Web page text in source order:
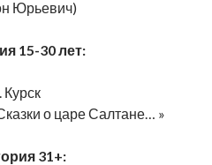
Юрьевич)
15-30 лет:
о царе Салтане… »
31+: